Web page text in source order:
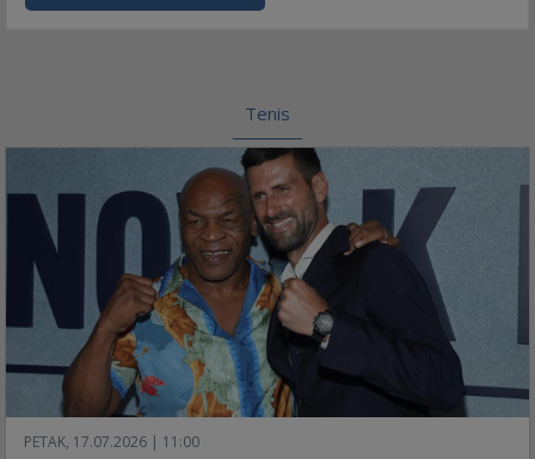
Tenis
PETAK, 17.07.2026 | 11:00